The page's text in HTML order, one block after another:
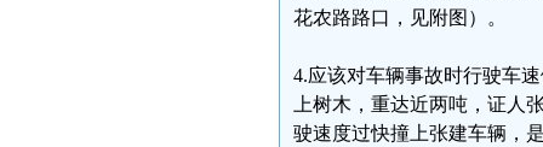
花农路路口，见附图）。
4.应该对车辆事故时行驶车
上树木，重达近两吨，证人
驶速度过快撞上张建车辆，